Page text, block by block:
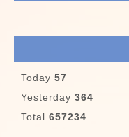
Today 57
Yesterday 364
Total 657234